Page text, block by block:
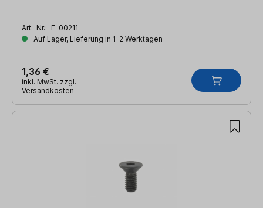
Art.-Nr.: E-00211
Auf Lager, Lieferung in 1-2 Werktagen
1,36 €
inkl. MwSt. zzgl.
Versandkosten